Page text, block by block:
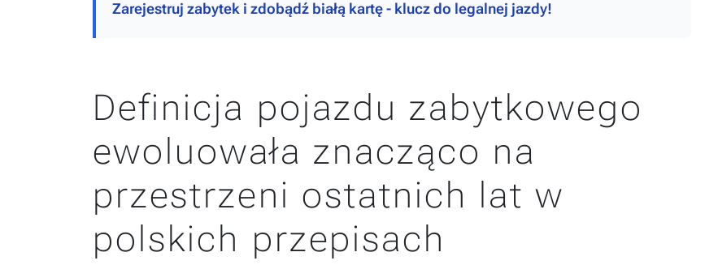
Zarejestruj zabytek i zdobądź białą kartę - klucz do legalnej jazdy!
Definicja pojazdu zabytkowego
ewoluowała znacząco na
przestrzeni ostatnich lat w
polskich przepisach